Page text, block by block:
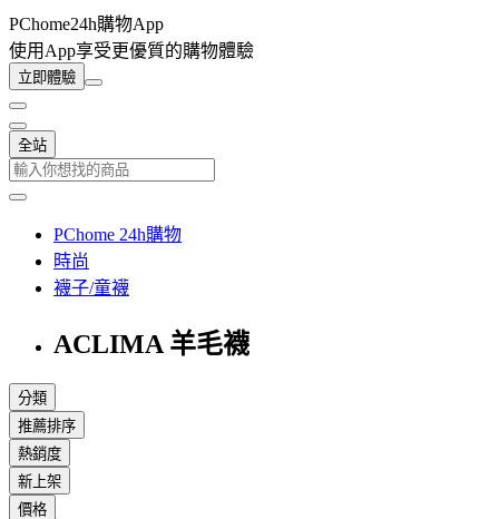
PChome24h購物App
使用App享受更優質的購物體驗
立即體驗
全站
PChome 24h購物
時尚
襪子/童襪
ACLIMA 羊毛襪
分類
推薦排序
熱銷度
新上架
價格